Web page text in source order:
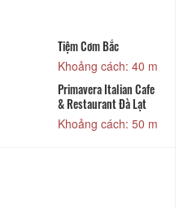
Tiệm Cơm Bắc
Khoảng cách: 40 m
Primavera Italian Cafe
& Restaurant Đà Lạt
Khoảng cách: 50 m